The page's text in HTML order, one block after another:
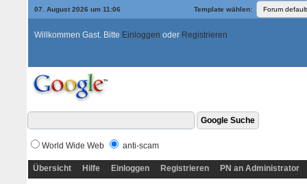
07. August 2026 um 11:06 Template wählen:
Willkommen Gast. Bitte Einloggen oder Registrieren
World Wide Web anti-scam
Übersicht Hilfe Einloggen Registrieren PN an Administrator